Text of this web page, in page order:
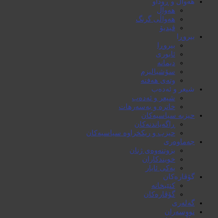
هەواڵ و ڕوداو
هەواڵ
هەواڵی گرنگ
ڤیدیۆ
بیروڕا
بیروڕا
ئابوری
دیمانە
سۆشیالیزم
وتەی هەفتە
شیعر و ئەدەب
شیعر و ئەدەب
خاترە و بەسەرهات
حیزبە سیاسیەکان
ڕاگەیاندنەکان
حیزب و ریکخراوە سیاسیەکان
جەماوەری
بزوتنەوەی ژنان
خویند‌کاران
یەکی ئایار
گۆڤارەکان
کتێبخانە
گۆڤارەکان
گەلەری
نووسەران